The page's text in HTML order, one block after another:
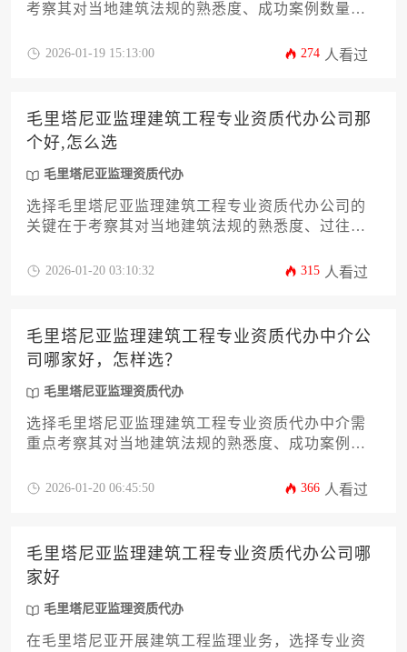
考察其对当地建筑法规的熟悉度、成功案例数量、
通过比对机构专业背景、实地考察在建项目、核实
2026-01-19 15:13:00 274 人看过
毛里塔尼亚监理建筑工程专业资质代办公司那
个好,怎么选
毛里塔尼亚监理资质代办
选择毛里塔尼亚监理建筑工程专业资质代办公司的
关键在于考察其对当地建筑法规的熟悉度、过往项
以上具备当地住建部门备案资格的服务商，重点验
构。
2026-01-20 03:10:32 315 人看过
毛里塔尼亚监理建筑工程专业资质代办中介公
司哪家好，怎样选？
毛里塔尼亚监理资质代办
选择毛里塔尼亚监理建筑工程专业资质代办中介需
重点考察其对当地建筑法规的熟悉度、成功案例真
业绩、客户评价及合规性来做出决策。
2026-01-20 06:45:50 366 人看过
毛里塔尼亚监理建筑工程专业资质代办公司哪
家好
毛里塔尼亚监理资质代办
在毛里塔尼亚开展建筑工程监理业务，选择专业资